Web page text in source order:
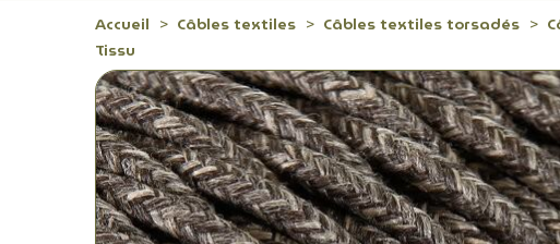
Accueil Câbles textiles Câbles textiles torsadés
Tissu